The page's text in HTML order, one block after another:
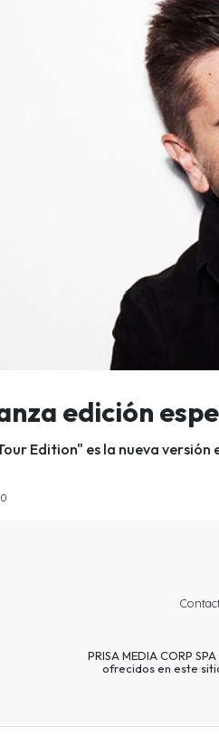
edición
Edition" es la nueva
PRISA MEDIA CORP
ofrecidos en este